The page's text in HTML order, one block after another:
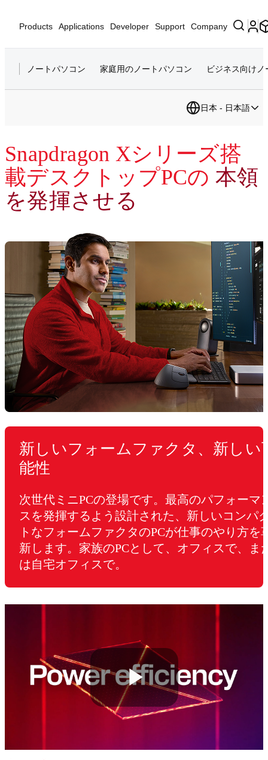
Products Applications Developer Support Company
ノートパソコン 家庭用のノートパソコン ビジネス向け
日本 - 日本語
Snapdragon Xシリーズ搭
載デスクトップPCの 本領
を発揮させる
新しいフォームファクタ、新しい
能性
次世代ミニPCの登場です。最高のパフォーマ
スを発揮するよう設計された、新しいコンパ
トなフォームファクタのPCが仕事のやり方を
新します。家族のPCとして、オフィスで、ま
は自宅オフィスで。
Play